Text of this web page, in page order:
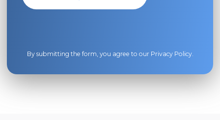
By submitting the form, you agree to our Privacy Policy.